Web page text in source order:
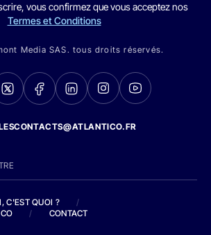
vous confirmez que vous acceptez nos
Termes et Conditions
Media SAS. tous droits réservés.
C'EST QUOI ?
/
/ CONTACT